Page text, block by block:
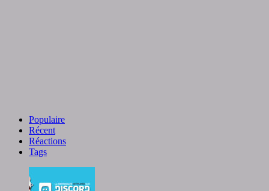
Populaire
Récent
Réactions
Tags